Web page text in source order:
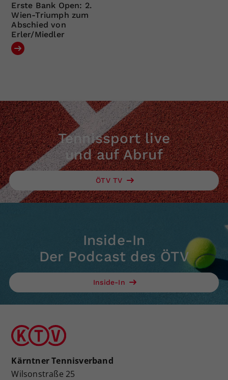
Erste Bank Open: 2.
Wien-Triumph zum
Abschied von
Erler/Miedler
Tennissport live
und auf Abruf
ÖTV TV
Inside-In
Der Podcast des ÖTV
Inside-In
Kärntner Tennisverband
Wilsonstraße 25